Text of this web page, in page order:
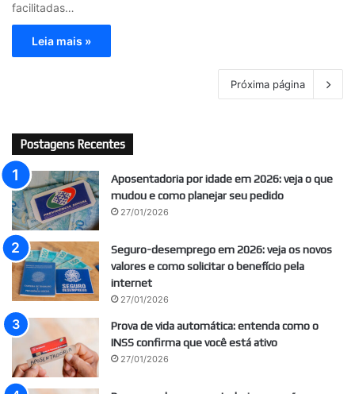
facilitadas…
Leia mais »
Próxima página
Postagens Recentes
Aposentadoria por idade em 2026: veja o que
mudou e como planejar seu pedido
27/01/2026
Seguro-desemprego em 2026: veja os novos
valores e como solicitar o benefício pela
internet
27/01/2026
Prova de vida automática: entenda como o
INSS confirma que você está ativo
27/01/2026